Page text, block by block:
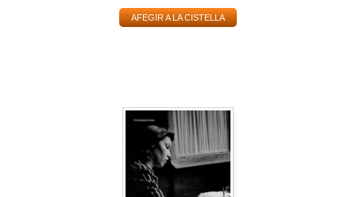
AFEGIR A LA CISTELLA